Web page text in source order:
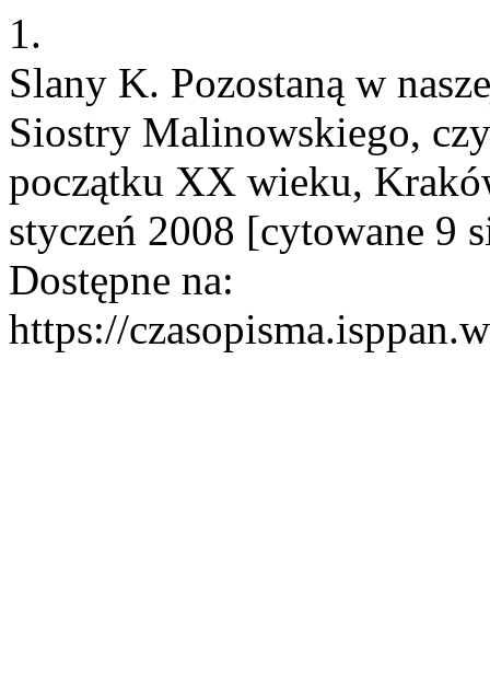
1.
Slany K. Pozostaną w
Siostry Malinowskiego,
początku XX wieku,
styczeń 2008 [cytowane 9
Dostępne na:
https://